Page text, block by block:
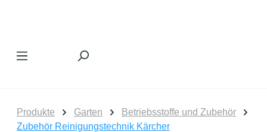
Produkte Garten
Betriebsstoffe und Zubehör
Zubehör Reinigungstechnik Kärcher